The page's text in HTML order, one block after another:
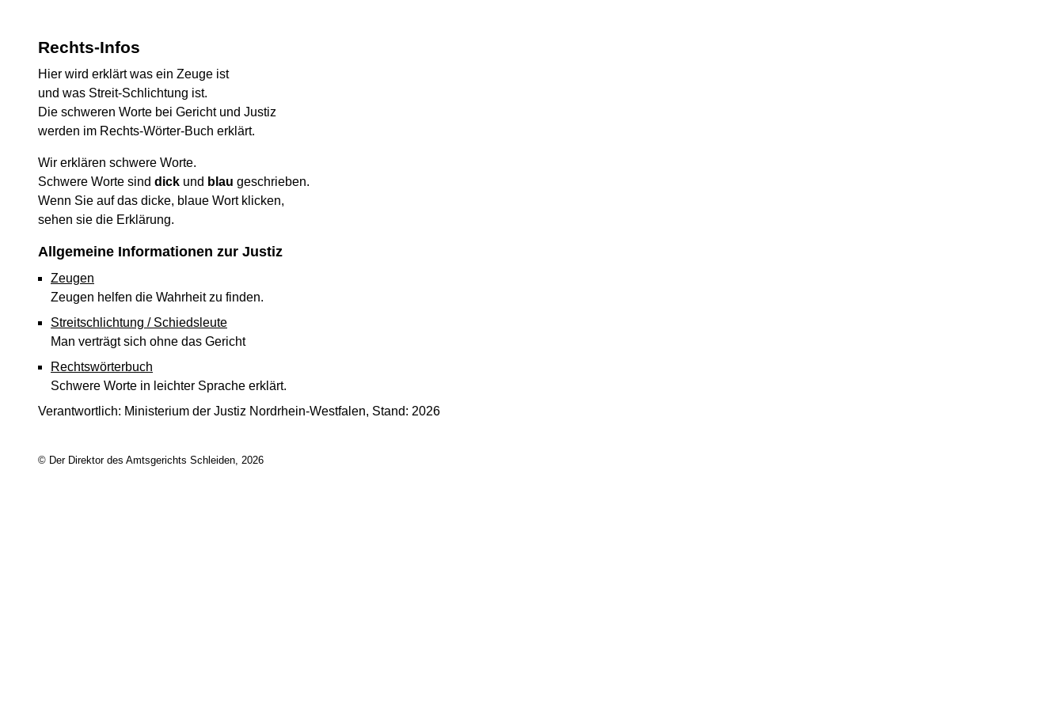
Rechts-Infos
Hier wird erklärt was ein Zeuge ist
und was Streit-Schlichtung ist.
Die schweren Worte bei Gericht und Justiz
werden im Rechts-Wörter-Buch erklärt.
Wir erklären schwere Worte.
Schwere Worte sind dick und blau geschrieben.
Wenn Sie auf das dicke, blaue Wort klicken,
sehen sie die Erklärung.
Allgemeine Informationen zur Justiz
Zeugen
Zeugen helfen die Wahrheit zu finden.
Streitschlichtung / Schiedsleute
Man verträgt sich ohne das Gericht
Rechtswörterbuch
Schwere Worte in leichter Sprache erklärt.
Verantwortlich: Ministerium der Justiz Nordrhein-Westfalen, Stand: 2026
© Der Direktor des Amtsgerichts Schleiden, 2026